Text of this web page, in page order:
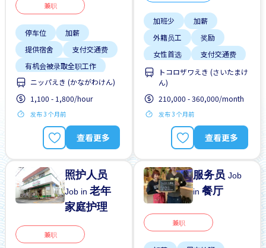
兼职
停车位
加薪
提供宿舍
支付交通费
有机会被录取全职工作
男性首选
自行车停放处
高收入潜能
ニッパえき (かながわけん)
1,100 - 1,800/hour
发布 3 个月前
查看更多
加班少
加薪
外籍员工
奖励
女性首选
支付交通费
无经验要求
晋升
有机会被录取全职工作
トコロザワえき (さいたまけ
ん)
210,000 - 360,000/month
发布 3 个月前
查看更多
照护人员
Job in老年
家庭护理
兼职
服务员Job
in餐厅
兼职